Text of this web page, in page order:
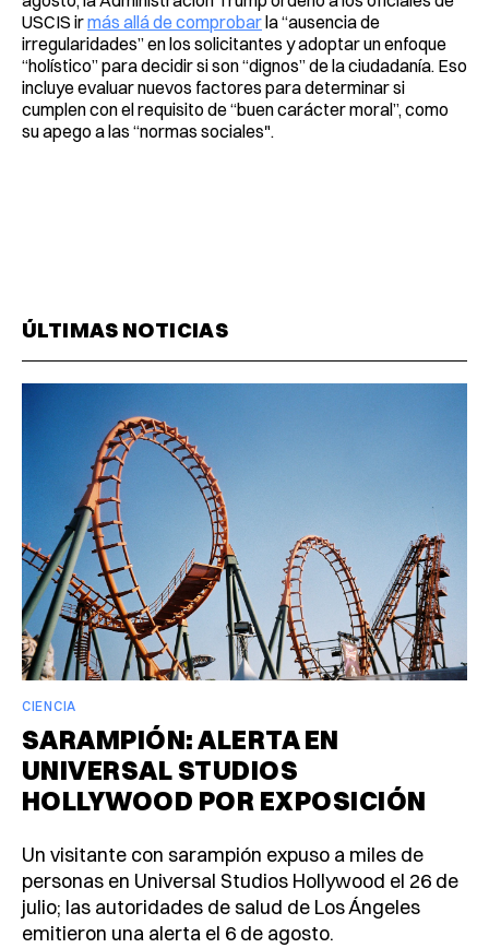
USCIS irmás allá de comprobarla “ausencia de
irregularidades” en los solicitantes y adoptar un enfoque
“holístico” para decidir si son “dignos” de la ciudadanía. Eso
incluye evaluar nuevos factores para determinar si
cumplen con el requisito de “buen carácter moral”, como
su apego a las “normas sociales".
ÚLTIMAS NOTICIAS
CIENCIA
SARAMPIÓN: ALERTA EN
UNIVERSAL STUDIOS
HOLLYWOOD POR EXPOSICIÓN
Un visitante con sarampión expuso a miles de
personas en Universal Studios Hollywood el 26 de
julio; las autoridades de salud de Los Ángeles
emitieron una alerta el 6 de agosto.